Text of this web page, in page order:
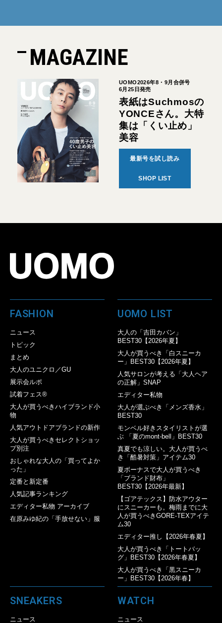
MAGAZINE
UOMO2026年8・9月合併号
6月25日発売
表紙はSuchmosの
YONCEさん。大特
集は「くい止め」
美容
最新号を試し読み
SHOP LIST
FASHION
ニュース
トピック
まとめ
大人のユニクロ／GU
展示会ルポ
試着フェス®︎
大人が買うべきハイブランド小
物
人気アウトドアブランドの新作
大人が買うべきセレクトショッ
プ別注
おしゃれな大人の「買ってよか
った」
定番と新定番
人気記事ランキング
エディター私物 アーカイブ
在原みゆ紀の「手放せない」服
UOMO LIST
大人の「吉田カバン」
BEST30【2026年夏】
大人が買うべき「白スニーカ
ー」BEST30【2026年夏】
人気サロンが考える「大人ヘア
の正解」SNAP
エディター私物
大人が選ぶべき「メンズ香水」
BEST30
モンベル好きスタイリストが選
ぶ 「夏のmont-bell」BEST30
真夏でも涼しい。大人が買うべ
き「酷暑対策」アイテム30
夏ボーナスで大人が買うべき
「ブランド財布」
BEST30【2026年最新】
【ゴアテックス】防水アウター
にスニーカーも。梅雨までに大
人が買うべきGORE-TEXアイテ
ム30
エディター推し【2026年春夏】
大人が買うべき「トートバッ
グ」BEST30【2026年春夏】
大人が買うべき「黒スニーカ
ー」BEST30【2026年春】
SNEAKERS
ニュース
WATCH
ニュース